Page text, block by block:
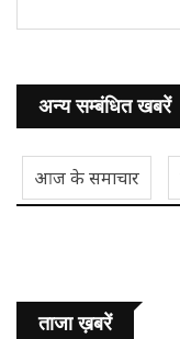
अन्य सम्बंधित खबरें
आज के समाचार
ताजा ख़बरें